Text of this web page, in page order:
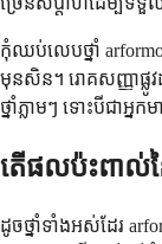
កុំឈប់លេបថ្នាំ
មុនសិន។ រោគសញ្ញាផ្លូវ
ថ្នាំភ្លាមៗ ទោះបីជាអ្
តើផលប៉ះពាល់ន
ដូចថ្នាំទាំងអស់ដែរ